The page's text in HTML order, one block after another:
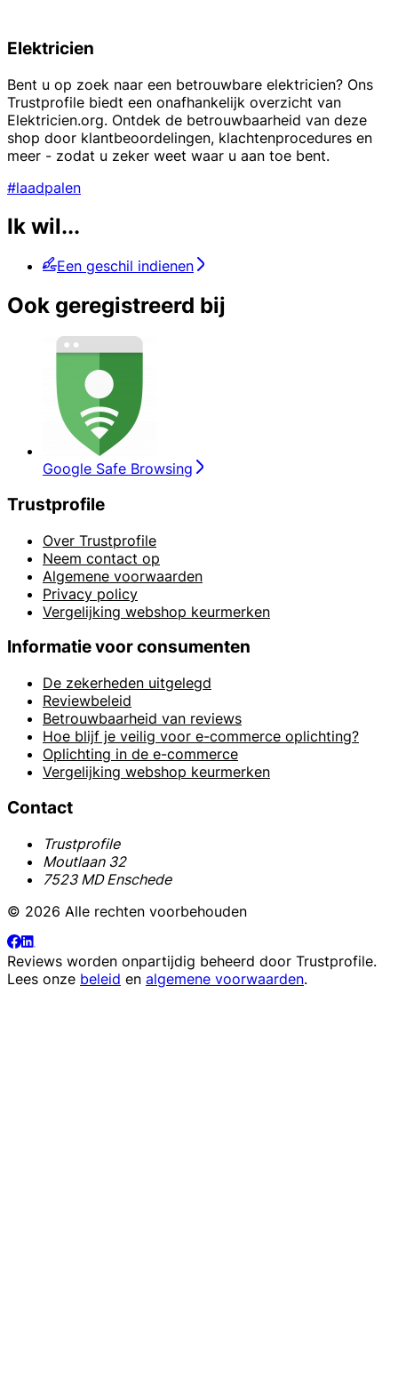
Elektricien
Bent u op zoek naar een betrouwbare elektricien? Ons
Trustprofile biedt een onafhankelijk overzicht van
Elektricien.org. Ontdek de betrouwbaarheid van deze
shop door klantbeoordelingen, klachtenprocedures en
meer - zodat u zeker weet waar u aan toe bent.
#laadpalen
Ik wil...
Een geschil indienen
Ook geregistreerd bij
Google Safe Browsing
Trustprofile
Over Trustprofile
Neem contact op
Algemene voorwaarden
Privacy policy
Vergelijking webshop keurmerken
Informatie voor consumenten
De zekerheden uitgelegd
Reviewbeleid
Betrouwbaarheid van reviews
Hoe blijf je veilig voor e-commerce oplichting?
Oplichting in de e-commerce
Vergelijking webshop keurmerken
Contact
Trustprofile
Moutlaan 32
7523 MD Enschede
© 2026 Alle rechten voorbehouden
Reviews worden onpartijdig beheerd door Trustprofile.
Lees onze beleid en algemene voorwaarden.